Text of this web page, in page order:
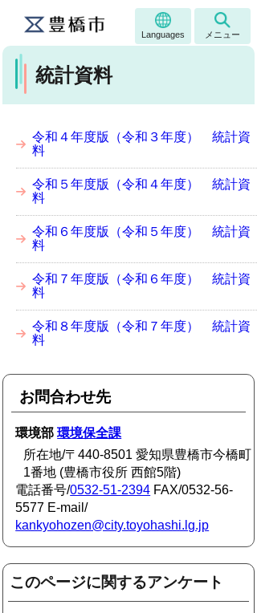
Languages メニュー
統計資料
令和４年度版（令和３年度） 統計資
料
令和５年度版（令和４年度） 統計資
料
令和６年度版（令和５年度） 統計資
料
令和７年度版（令和６年度） 統計資
料
令和８年度版（令和７年度） 統計資
料
お問合わせ先
環境部環境保全課
所在地/〒440-8501 愛知県豊橋市今橋町
1番地 (豊橋市役所 西館5階)
電話番号/0532-51-2394 FAX/0532-56-
5577 E-mail/
kankyohozen@city.toyohashi.lg.jp
このページに関するアンケート